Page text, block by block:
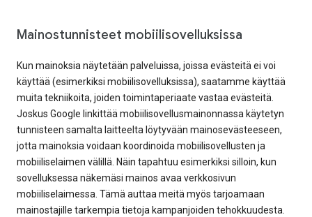
Mainostunnisteet mobiilisovelluksissa
Kun mainoksia näytetään palveluissa, joissa evästeitä ei voi
käyttää (esimerkiksi mobiilisovelluksissa), saatamme käyttää
muita tekniikoita, joiden toimintaperiaate vastaa evästeitä.
Joskus Google linkittää mobiilisovellusmainonnassa käytetyn
tunnisteen samalta laitteelta löytyvään mainosevästeeseen,
jotta mainoksia voidaan koordinoida mobiilisovellusten ja
mobiiliselaimen välillä. Näin tapahtuu esimerkiksi silloin, kun
sovelluksessa näkemäsi mainos avaa verkkosivun
mobiiliselaimessa. Tämä auttaa meitä myös tarjoamaan
mainostajille tarkempia tietoja kampanjoiden tehokkuudesta.